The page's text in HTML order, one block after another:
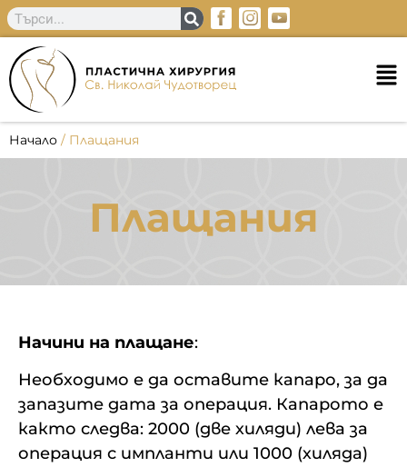
Начало / Плащания
Плащания
Начини на плащане:
Необходимо е да оставите капаро, за да
запазите дата за операция. Капарото е
както следва: 2000 (две хиляди) лева за
операция с импланти или 1000 (хиляда)